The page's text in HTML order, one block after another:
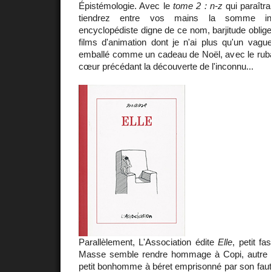
Épistémologie. Avec le tome 2 : n-zqui
tiendrez entre vos mains la somme
encyclopédiste digne de ce nom, barjitude
films d'animation dont je n'ai plus qu'un
emballé comme un cadeau de Noël, avec le
cœur précédant la découverte de l'inconnu...
Parallèlement, L'Association éditeElle, petit
Masse semble rendre hommage à Copi,
petit bonhomme à béret emprisonné par son